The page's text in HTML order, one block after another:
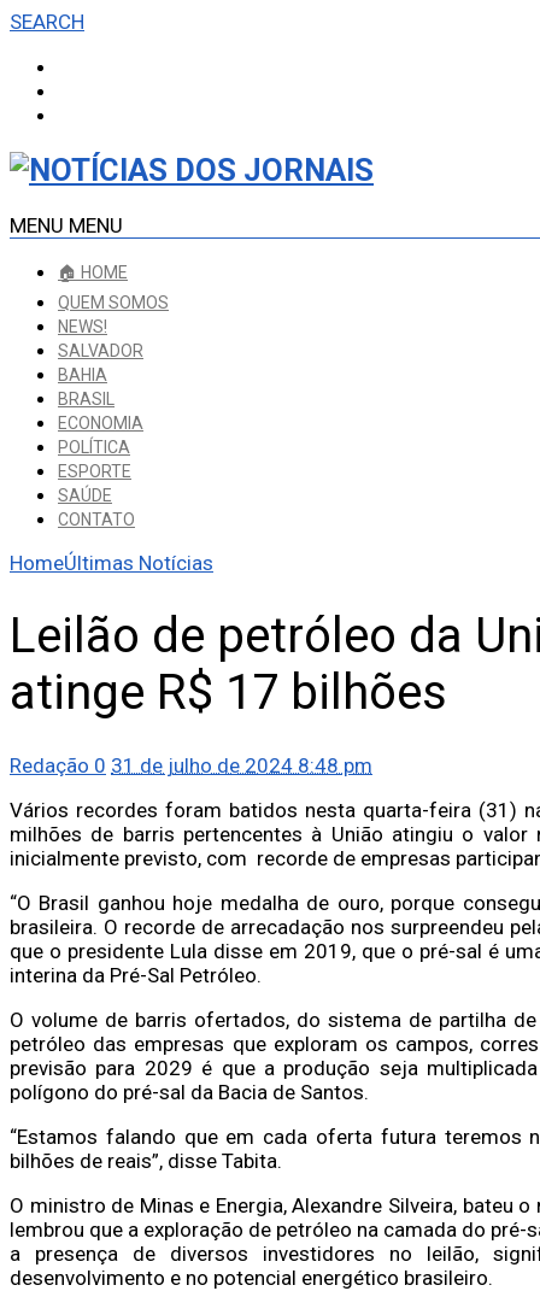
SEARCH
MENU MENU
🏠 HOME
QUEM SOMOS
NEWS!
SALVADOR
BAHIA
BRASIL
ECONOMIA
POLÍTICA
ESPORTE
SAÚDE
CONTATO
HomeÚltimas Notícias
Leilão de petróleo da
atinge R$ 17 bilhões
Redação 0 31 de julho de 2024 8:48 pm
Vários recordes foram batidos nesta quarta-feira (31)
milhões de barris pertencentes à União atingiu o
inicialmente previsto, com recorde de empresas
“O Brasil ganhou hoje medalha de ouro, porque
brasileira. O recorde de arrecadação nos surpreendeu
que o presidente Lula disse em 2019, que o pré-sal é
interina da Pré-Sal Petróleo.
O volume de barris ofertados, do sistema de partilha
petróleo das empresas que exploram os campos,
previsão para 2029 é que a produção seja
polígono do pré-sal da Bacia de Santos.
“Estamos falando que em cada oferta futura teremos
bilhões de reais”, disse Tabita.
O ministro de Minas e Energia, Alexandre Silveira, bateu
lembrou que a exploração de petróleo na camada do
a presença de diversos investidores no leilão,
desenvolvimento e no potencial energético brasileiro.